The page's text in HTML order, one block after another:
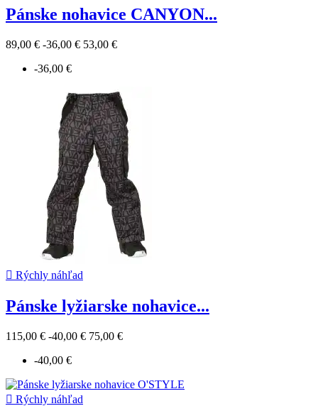
Pánske nohavice CANYON...
89,00 € -36,00 € 53,00 €
-36,00 €
 Rýchly náhľad
Pánske lyžiarske nohavice...
115,00 € -40,00 € 75,00 €
-40,00 €
 Rýchly náhľad